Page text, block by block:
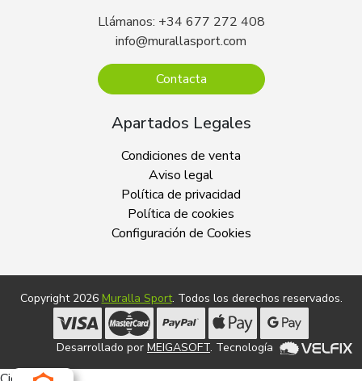
Llámanos: +34 677 272 408
info@murallasport.com
Contacta
Apartados Legales
Condiciones de venta
Aviso legal
Política de privacidad
Política de cookies
Configuración de Cookies
Copyright 2026 Muralla Sport. Todos los derechos reservados.
Desarrollado por MEIGASOFT. Tecnología